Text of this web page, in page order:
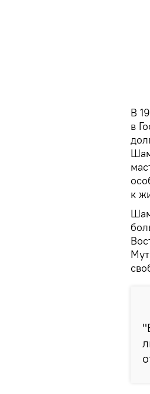
В
в
к